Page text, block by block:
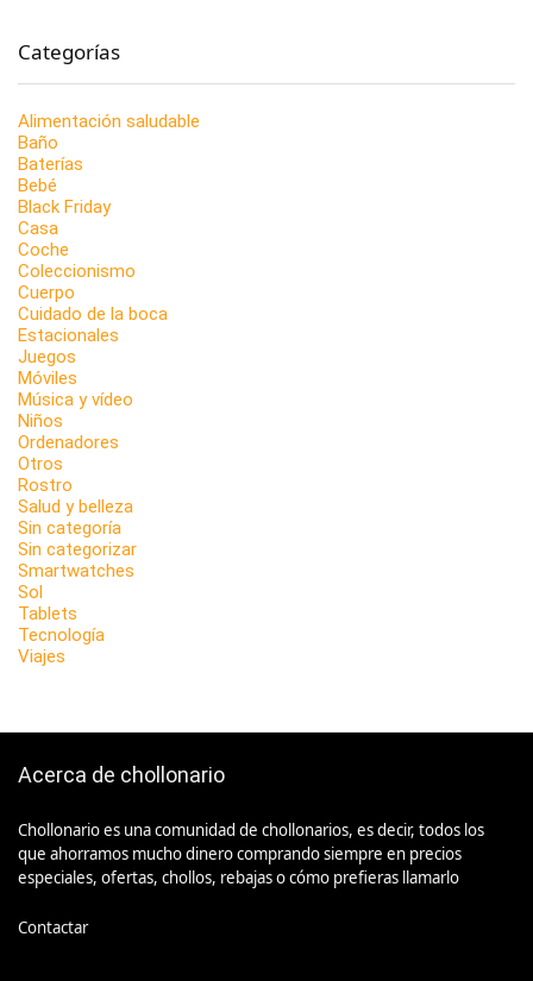
Categorías
Alimentación saludable
Baño
Baterías
Bebé
Black Friday
Casa
Coche
Coleccionismo
Cuerpo
Cuidado de la boca
Estacionales
Juegos
Móviles
Música y vídeo
Niños
Ordenadores
Otros
Rostro
Salud y belleza
Sin categoría
Sin categorizar
Smartwatches
Sol
Tablets
Tecnología
Viajes
Acerca de chollonario
Chollonario es una comunidad de chollonarios, es decir, todos los
que ahorramos mucho dinero comprando siempre en precios
especiales, ofertas, chollos, rebajas o cómo prefieras llamarlo
Contactar